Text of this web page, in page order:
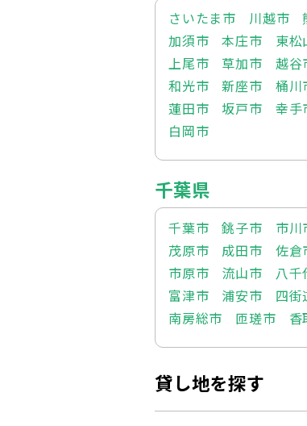
さいたま市 川越市
加須市
本庄市 東松
上尾市
草加市 越谷
和光市
新座市 桶川
蓮田市
坂戸市 幸手
白岡市
千葉県
千葉市 銚子市 市川
茂原市
成田市 佐倉
市原市
流山市 八千
富津市
浦安市 四街
南房総市
匝瑳市 香
貸し地を探す